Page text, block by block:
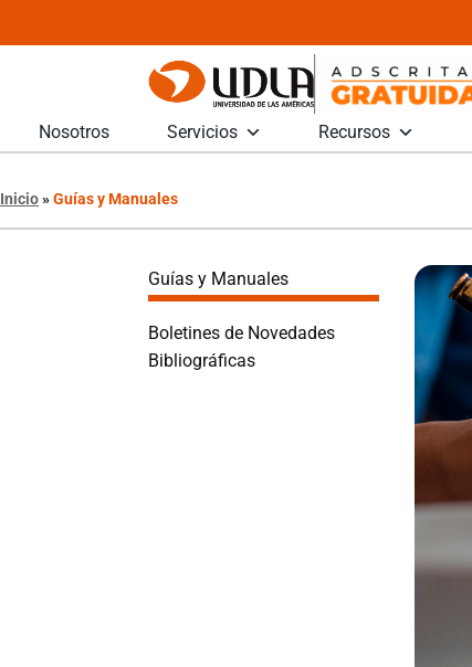
Nosotros Servicios Recursos
Inicio»Guías y Manuales
Guías y Manuales
Boletines de Novedades
Bibliográficas